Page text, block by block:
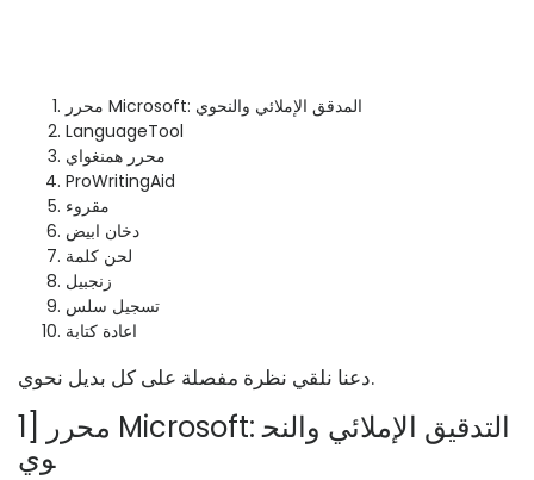
محرر Microsoft: المدقق الإملائي والنحوي
LanguageTool
محرر همنغواي
ProWritingAid
مقروء
دخان ابيض
لحن كلمة
زنجبيل
تسجيل سلس
اعادة كتابة
دعنا نلقي نظرة مفصلة على كل بديل نحوي.
1] محرر Microsoft: التدقيق الإملائي والنح
وي